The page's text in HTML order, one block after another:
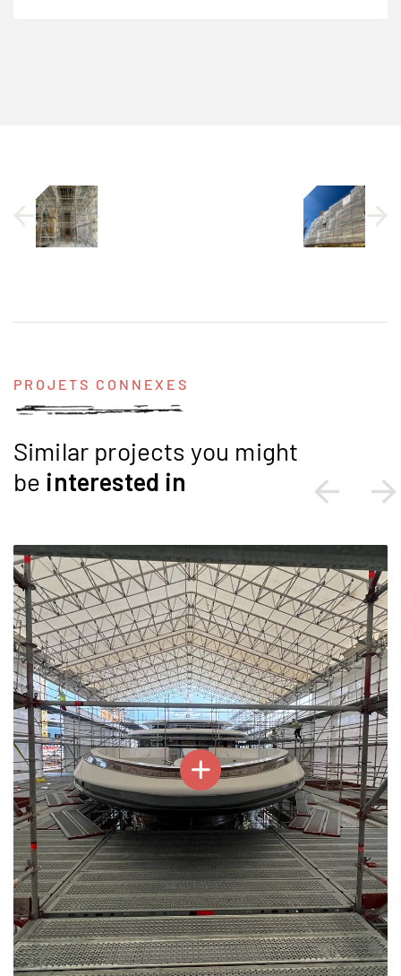
PROJETS CONNEXES
Similar projects you might
be interested in